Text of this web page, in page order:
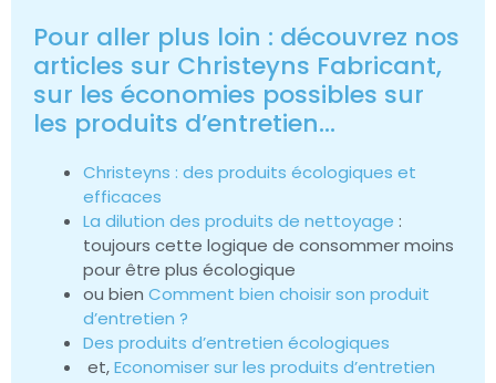
Pour aller plus loin : découvrez nos
articles sur Christeyns Fabricant,
sur les économies possibles sur
les produits d’entretien…
Christeyns : des produits écologiques et
efficaces
La dilution des produits de nettoyage :
toujours cette logique de consommer moins
pour être plus écologique
ou bien Comment bien choisir son produit
d’entretien ?
Des produits d’entretien écologiques
et,Economiser sur les produits d’entretien